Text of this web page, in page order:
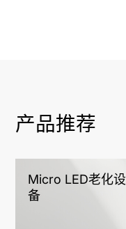
产品推荐
Micro LED老化设
备